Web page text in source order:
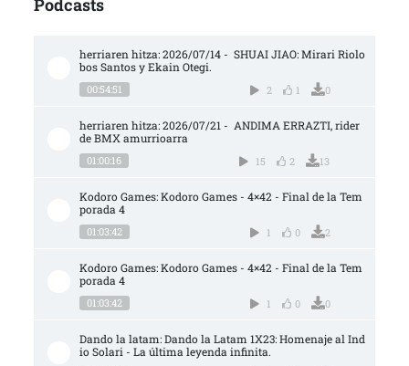
Podcasts
herriaren hitza: 2026/07/14 -  SHUAI JIAO: Mirari Riolo
bos Santos y Ekain Otegi.
00:54:51 2 1 0
herriaren hitza: 2026/07/21 -  ANDIMA ERRAZTI, rider
de BMX amurrioarra
01:00:16 15 2 13
Kodoro Games: Kodoro Games - 4×42 - Final de la Tem
porada 4
01:03:42 1 0 2
Kodoro Games: Kodoro Games - 4×42 - Final de la Tem
porada 4
01:03:42 1 0 0
Dando la latam: Dando la Latam 1X23: Homenaje al Ind
io Solari - La última leyenda infinita.